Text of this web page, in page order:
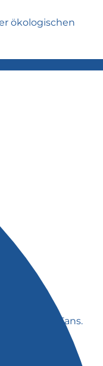
ökologischen
Wellness-Fans.